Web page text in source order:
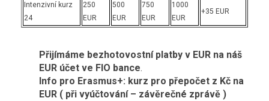
Intenzivní kurz
24
250
EUR
500
EUR
750
EUR
1000
EUR
+35 EUR
Přijímáme bezhotovostní platby v EUR na náš
EUR účet ve FIO bance.
Info pro Erasmus+: kurz pro přepočet z Kč na
EUR ( při vyúčtování – závěrečné zprávě )